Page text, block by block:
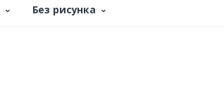
Без рисунка